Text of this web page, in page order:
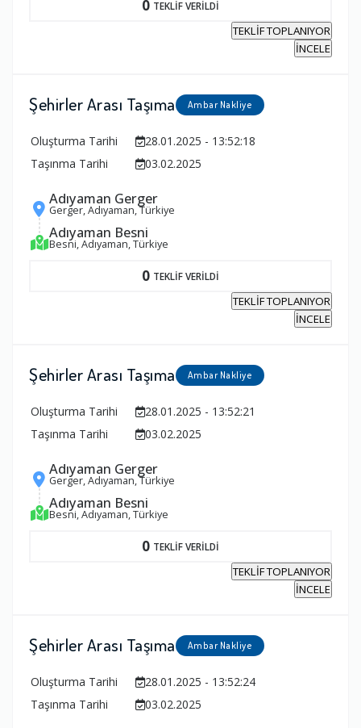
0 TEKLİF VERİLDİ
TEKLİF TOPLANIYOR
İNCELE
Şehirler Arası Taşıma Ambar Nakliye
Oluşturma Tarihi
28.01.2025 - 13:52:18
Taşınma Tarihi
03.02.2025
Adıyaman Gerger
Gerger, Adıyaman, Türkiye
Adıyaman Besni
Besni, Adıyaman, Türkiye
0 TEKLİF VERİLDİ
TEKLİF TOPLANIYOR
İNCELE
Şehirler Arası Taşıma Ambar Nakliye
Oluşturma Tarihi
28.01.2025 - 13:52:21
Taşınma Tarihi
03.02.2025
Adıyaman Gerger
Gerger, Adıyaman, Türkiye
Adıyaman Besni
Besni, Adıyaman, Türkiye
0 TEKLİF VERİLDİ
TEKLİF TOPLANIYOR
İNCELE
Şehirler Arası Taşıma Ambar Nakliye
Oluşturma Tarihi
28.01.2025 - 13:52:24
Taşınma Tarihi
03.02.2025